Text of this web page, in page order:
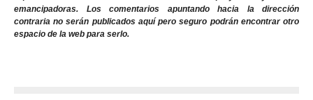
emancipadoras. Los comentarios apuntando hacia la dirección
contraria no serán publicados aquí pero seguro podrán encontrar otro
espacio de la web para serlo.